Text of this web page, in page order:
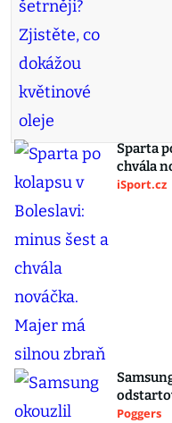
Sparta
chvála
iSport.cz
Poggers